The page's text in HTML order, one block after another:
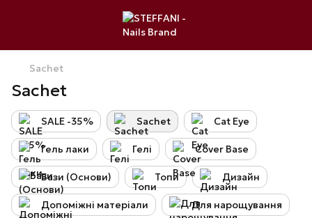
Sachet
Sachet
SALE -35% Sachet Cat Eye
Гель лаки Гелі Cover Base
Бази (Основи) Топи Дизайн
Допоміжні матеріали Для нарощування